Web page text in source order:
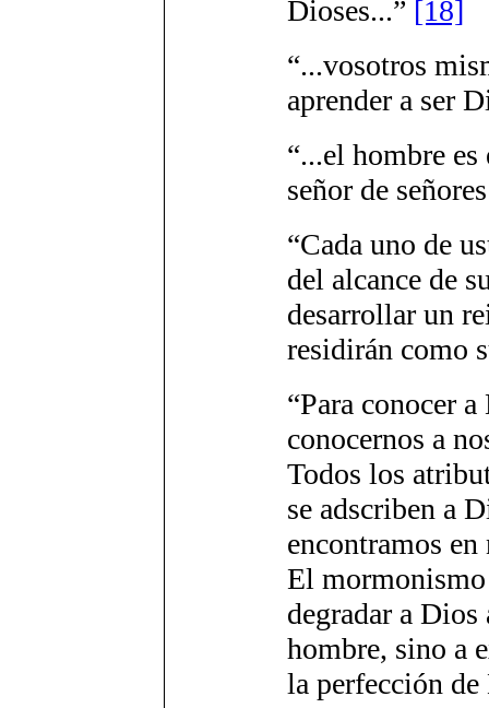
Dioses...” [18]
“...vosotros
aprender a ser
“...el hombre
señor de
“Cada uno de
del alcance de
desarrollar un
residirán como
“Para conocer
conocernos a
Todos los
se adscriben a
encontramos
El
degradar a
hombre, sino a
la perfección